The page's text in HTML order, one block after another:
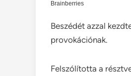
Beszédét azzal
provokációnak.
Felszólította a